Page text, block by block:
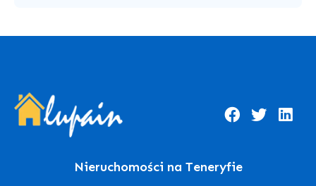
Nieruchomości na Teneryfie